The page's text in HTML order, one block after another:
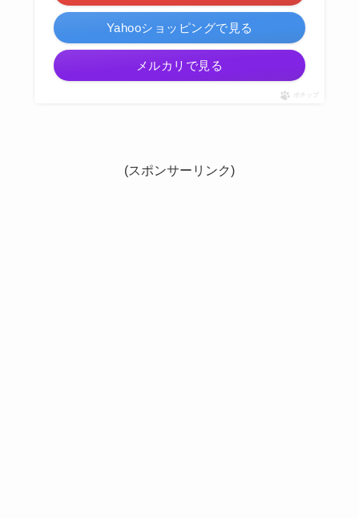
Yahooショッピングで見る
メルカリで見る
ポチップ
(スポンサーリンク)